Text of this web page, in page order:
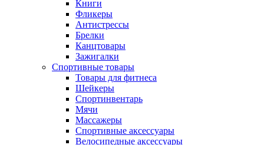
Книги
Фликеры
Антистрессы
Брелки
Канцтовары
Зажигалки
Спортивные товары
Товары для фитнеса
Шейкеры
Спортинвентарь
Мячи
Массажеры
Спортивные аксессуары
Велосипедные аксессуары